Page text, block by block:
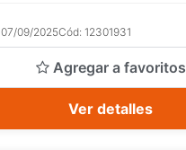
07/09/2025Cód: 12301931
Agregar a favoritos
Ver detalles